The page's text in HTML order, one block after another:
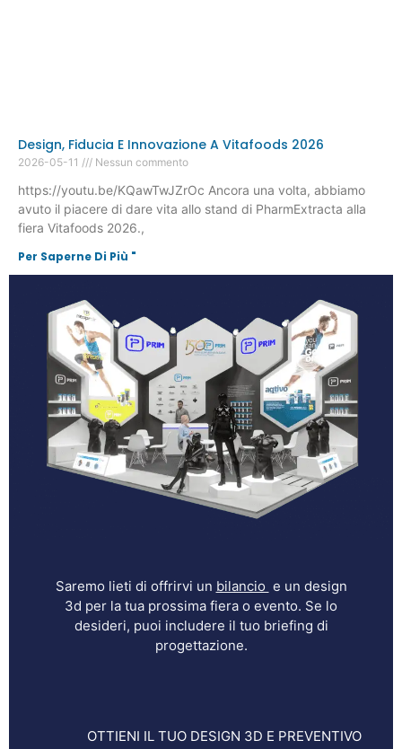
Design, Fiducia E Innovazione A Vitafoods 2026
2026-05-11 Nessun commento
https://youtu.be/KQawTwJZrOc Ancora una volta, abbiamo
avuto il piacere di dare vita allo stand di PharmExtracta alla
fiera Vitafoods 2026.,
Per Saperne Di Più "
Saremo lieti di offrirvi un bilancio e un design
3d per la tua prossima fiera o evento. Se lo
desideri, puoi includere il tuo briefing di
progettazione.
OTTIENI IL TUO DESIGN 3D E PREVENTIVO